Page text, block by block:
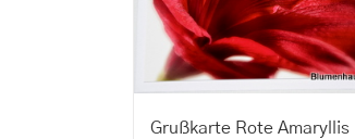
Grußkarte Rote Amaryllis